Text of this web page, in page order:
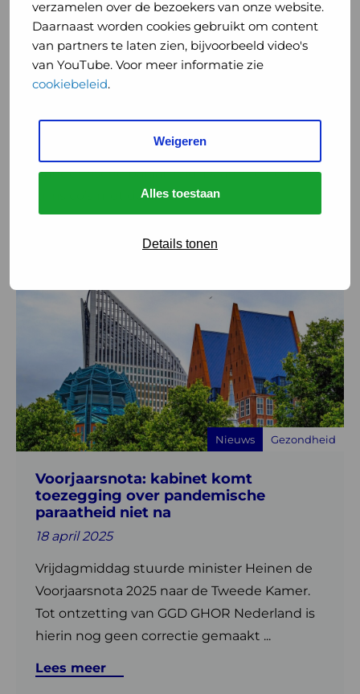
verzamelen over de bezoekers van onze website.
Daarnaast worden cookies gebruikt om content
van partners te laten zien, bijvoorbeeld video's
van YouTube. Voor meer informatie zie
cookiebeleid.
Weigeren
Alles toestaan
Details tonen
Bezuinigingen pandemische
paraatheid bedreigen gezondheid en
veiligheid van inwoners Nederland
de coronapandemie en bezuinigt bewust op
pandemische paraatheid. Daarmee nemen
zij risico’s met de ...
veiligheid
van
inwoners
Nederland
Voorjaarsnota: kabinet komt
toezegging over pandemische
paraatheid niet na
18 april 2025
Vrijdagmiddag stuurde minister Heinen de
Voorjaarsnota 2025 naar de Tweede Kamer.
Tot ontzetting van GGD GHOR Nederland is
hierin nog geen correctie gemaakt ...
Lees meer
Nieuws Gezondheid
Lees
Voorjaarsnota:
toezegging
over
pandemische
niet